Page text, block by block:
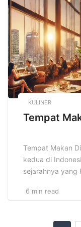
aset dan
hanya
KULINER
Tempat
Tempat Makan
kedua di
sejarahnya yang
menggoda.
6 min read